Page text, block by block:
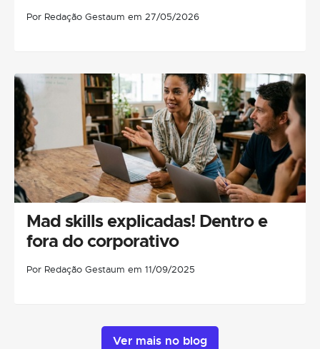
Por Redação Gestaum em 27/05/2026
Mad skills explicadas! Dentro e
fora do corporativo
Por Redação Gestaum em 11/09/2025
Ver mais no blog